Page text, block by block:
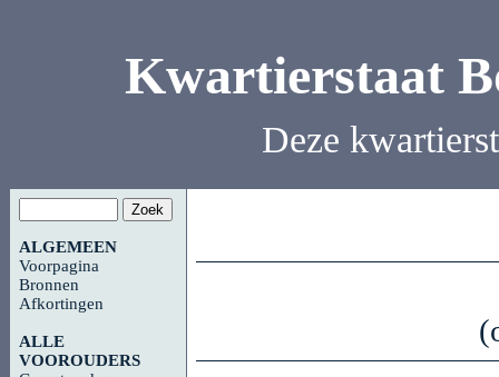
Kwartierstaat
Deze
ALGEMEEN
Voorpagina
Bronnen
Afkortingen
ALLE
VOOROUDERS